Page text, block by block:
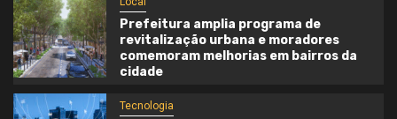
Prefeitura amplia programa de
revitalização urbana e moradores
comemoram melhorias em bairros da
cidade
Tecnologia